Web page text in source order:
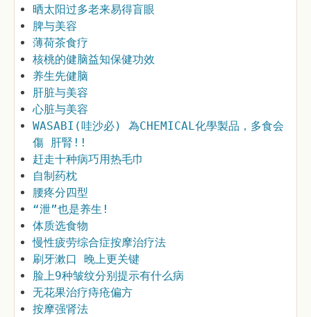
晒太阳过多老来易得盲眼
脾与美容
薄荷茶食疗
核桃的健脑益知保健功效
养生先健脑
肝脏与美容
心脏与美容
WASABI(哇沙必) 為CHEMICAL化學製品，多食会
傷 肝腎!!
赶走十种病巧用热毛巾
自制药枕
腰疼分四型
“泄”也是养生!
体质选食物
慢性疲劳综合症按摩治疗法
刷牙漱口 晚上更关键
脸上9种皱纹分别提示有什么病
无花果治疗痔疮偏方
按摩强肾法